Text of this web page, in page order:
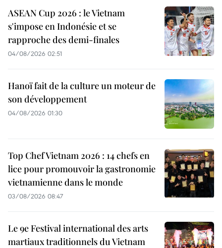
ASEAN Cup 2026 : le Vietnam
s'impose en Indonésie et se
rapproche des demi-finales
04/08/2026 02:51
Hanoï fait de la culture un moteur de
son développement
04/08/2026 01:30
Top Chef Vietnam 2026 : 14 chefs en
lice pour promouvoir la gastronomie
vietnamienne dans le monde
03/08/2026 08:47
Le 9e Festival international des arts
martiaux traditionnels du Vietnam